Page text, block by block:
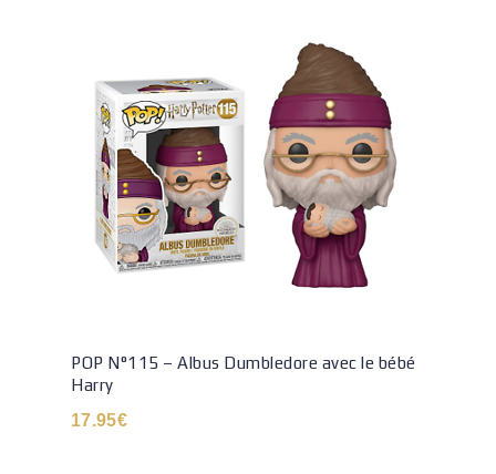
POP N°115 – Albus Dumbledore avec le bébé
Harry
17.95€